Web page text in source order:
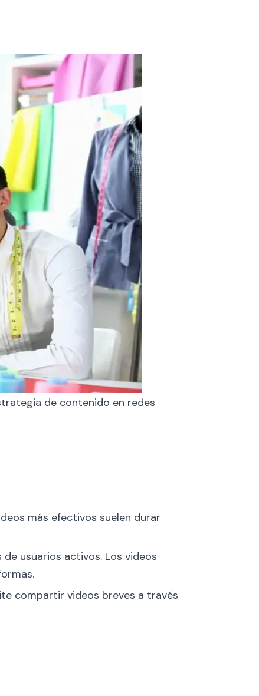
de contenido en redes
más efectivos suelen durar
usuarios activos. Los videos
compartir videos breves a través